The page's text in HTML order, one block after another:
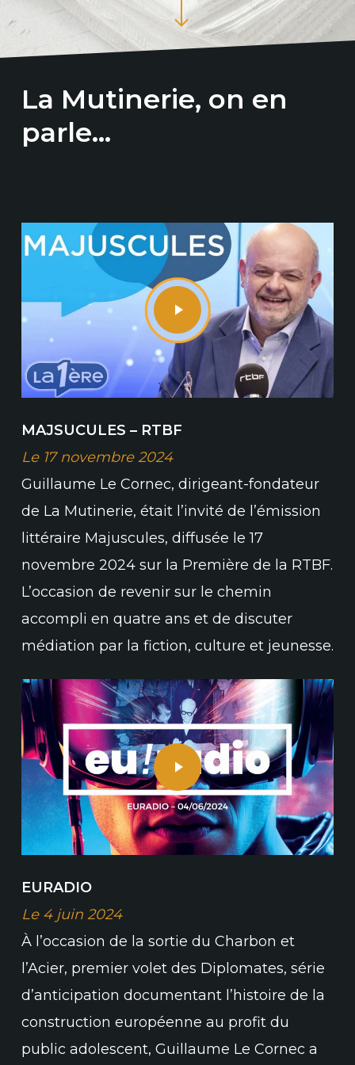
La Mutinerie, on en
parle…
Play Video
MAJSUCULES – RTBF
Le 17 novembre 2024
Guillaume Le Cornec, dirigeant-fondateur
de La Mutinerie, était l’invité de l’émission
littéraire Majuscules, diffusée le 17
novembre 2024 sur la Première de la RTBF.
L’occasion de revenir sur le chemin
accompli en quatre ans et de discuter
médiation par la fiction, culture et jeunesse.
Play Video
EURADIO
Le 4 juin 2024
À l’occasion de la sortie du Charbon et
l’Acier, premier volet des Diplomates, série
d’anticipation documentant l’histoire de la
construction européenne au profit du
public adolescent, Guillaume Le Cornec a